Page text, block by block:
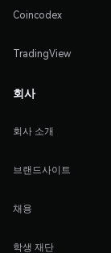
Coincodex
TradingView
회사
회사 소개
브랜드사이트
채용
학생 재단